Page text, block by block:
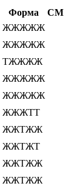
Форма
СМ
ЖЖЖЖЖ
ЖЖЖЖЖ
ТЖЖЖЖ
ЖЖЖЖЖ
ЖЖЖЖЖ
ЖЖЖТТ
ЖЖТЖЖ
ЖЖТЖТ
ЖЖТЖЖ
ЖЖТЖЖ